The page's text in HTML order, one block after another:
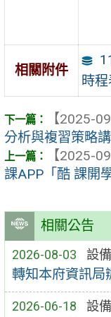
相關公告
2026-08-03 設
轉知本府資訊局
2026-06-18 設
相關附件
時
【2025-
分析與複習策略
【2025-
課APP「酷 課開